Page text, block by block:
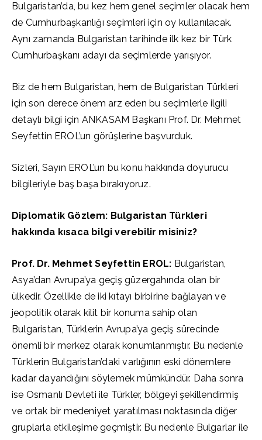
Bulgaristan’da, bu kez hem genel seçimler olacak hem
de Cumhurbaşkanlığı seçimleri için oy kullanılacak.
Aynı zamanda Bulgaristan tarihinde ilk kez bir Türk
Cumhurbaşkanı adayı da seçimlerde yarışıyor.
Biz de hem Bulgaristan, hem de Bulgaristan Türkleri
için son derece önem arz eden bu seçimlerle ilgili
detaylı bilgi için ANKASAM Başkanı Prof. Dr. Mehmet
Seyfettin EROL’un görüşlerine başvurduk.
Sizleri, Sayın EROL’un bu konu hakkında doyurucu
bilgileriyle baş başa bırakıyoruz.
Diplomatik Gözlem: Bulgaristan Türkleri
hakkında kısaca bilgi verebilir misiniz?
Prof. Dr. Mehmet Seyfettin EROL: Bulgaristan,
Asya’dan Avrupa’ya geçiş güzergahında olan bir
ülkedir. Özellikle de iki kıtayı birbirine bağlayan ve
jeopolitik olarak kilit bir konuma sahip olan
Bulgaristan, Türklerin Avrupa’ya geçiş sürecinde
önemli bir merkez olarak konumlanmıştır. Bu nedenle
Türklerin Bulgaristan’daki varlığının eski dönemlere
kadar dayandığını söylemek mümkündür. Daha sonra
ise Osmanlı Devleti ile Türkler, bölgeyi şekillendirmiş
ve ortak bir medeniyet yaratılması noktasında diğer
gruplarla etkileşime geçmiştir. Bu nedenle Bulgarlar ile